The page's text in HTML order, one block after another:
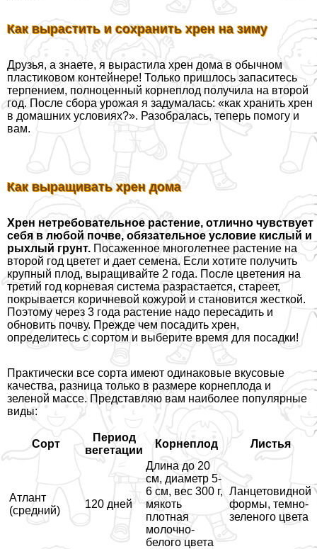
Как вырастить и сохранить хрен на зиму
Друзья, а знаете, я вырастила хрен дома в обычном
пластиковом контейнере! Только пришлось запаситесь
терпением, полноценный корнеплод получила на второй
год. После сбора урожая я задумалась: «как хранить хрен
в домашних условиях?». Разобралась, теперь помогу и
вам.
Как выращивать хрен дома
Хрен нетребовательное растение, отлично чувствует
себя в любой почве, обязательное условие кислый и
рыхлый грунт. Посаженное многолетнее растение на
второй год цветет и дает семена. Если хотите получить
крупный плод, выращивайте 2 года. После цветения на
третий год корневая система разрастается, стареет,
покрывается коричневой кожурой и становится жесткой.
Поэтому через 3 года растение надо пересадить и
обновить почву. Прежде чем посадить хрен,
определитесь с сортом и выберите время для посадки!
Пpaктически все сорта имеют одинаковые вкусовые
качества, разница только в размере корнеплода и
зеленой массе. Представляю вам наиболее популярные
виды:
Сорт
Период
вегетации
Корнеплод Листья
Атлант
(средний)
120 дней
Длина до 20
см, диаметр 5-
6 см, вес 300 г,
мякоть
плотная
молочно-
белого цвета
Ланцетовидной
формы, темно-
зеленого цвета